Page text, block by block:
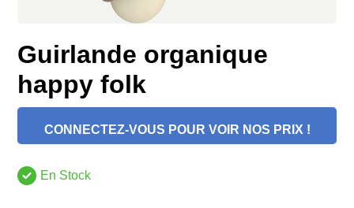
Guirlande organique
happy folk
CONNECTEZ-VOUS POUR VOIR NOS PRIX !
En Stock